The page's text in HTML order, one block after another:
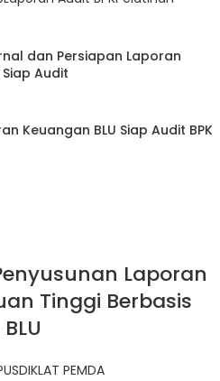
dan Persiapan Laporan
Audit
Keuangan BLU Siap Audit BPK
Laporan
Tinggi Berbasis
PEMDA